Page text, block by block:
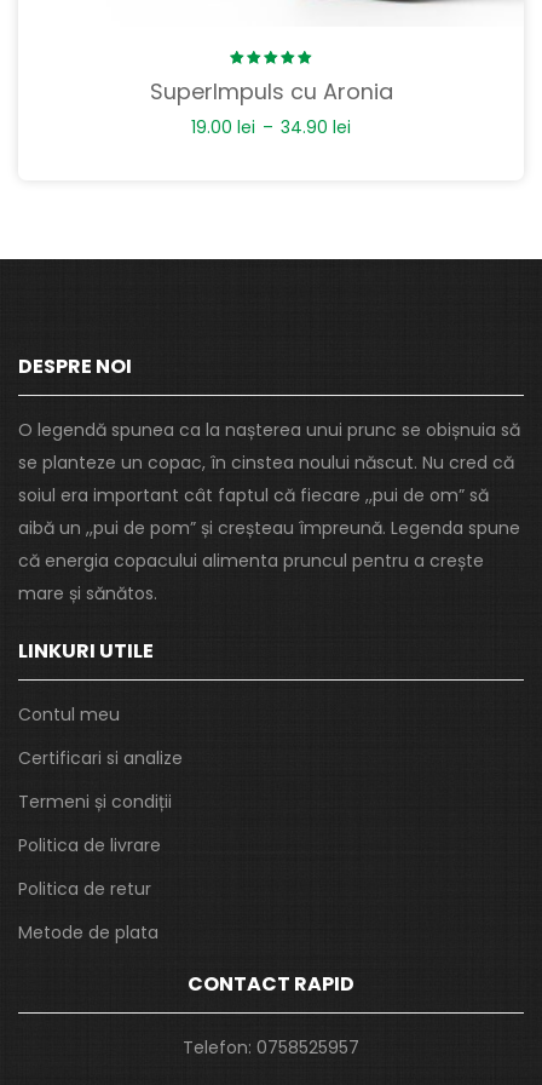
5.00 out
of 5
SuperImpuls cu Aronia
19.00 lei – 34.90 lei
DESPRE NOI
O legendă spunea ca la nașterea unui prunc se obișnuia să
se planteze un copac, în cinstea noului născut. Nu cred că
soiul era important cât faptul că fiecare ,,pui de om” să
aibă un ,,pui de pom” și creșteau împreună. Legenda spune
că energia copacului alimenta pruncul pentru a crește
mare și sănătos.
LINKURI UTILE
Contul meu
Certificari si analize
Termeni și condiții
Politica de livrare
Politica de retur
Metode de plata
CONTACT RAPID
Telefon: 0758525957